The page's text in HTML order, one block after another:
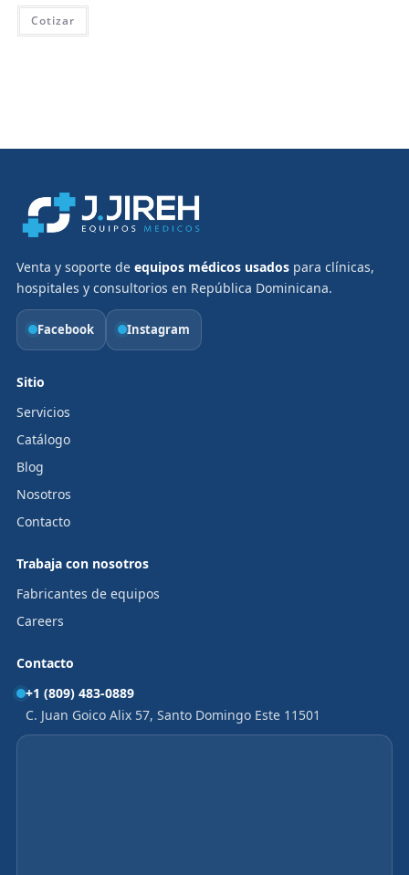
Cotizar
Venta y soporte de equipos médicos usadospara clínicas,
hospitales y consultorios en República Dominicana.
Facebook Instagram
Sitio
Servicios
Catálogo
Blog
Nosotros
Contacto
Trabaja con nosotros
Fabricantes de equipos
Careers
Contacto
+1 (809) 483-0889
C. Juan Goico Alix 57, Santo Domingo Este 11501